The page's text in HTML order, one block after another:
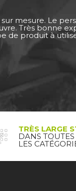
mesure. Le
Très bonne
de produit à
TRÈS LARGE
DANS TOUTES
LES